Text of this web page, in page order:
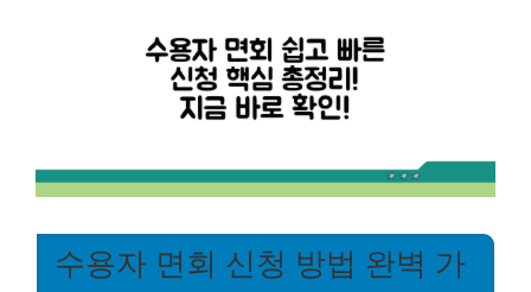
수용자 면회 신청 방법 완벽 가